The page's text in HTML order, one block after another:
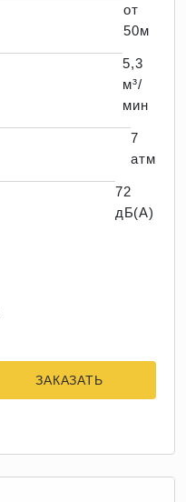
от
50м
5,3
м³/
мин
7
атм
72
дБ(А)
ЗАКАЗАТЬ